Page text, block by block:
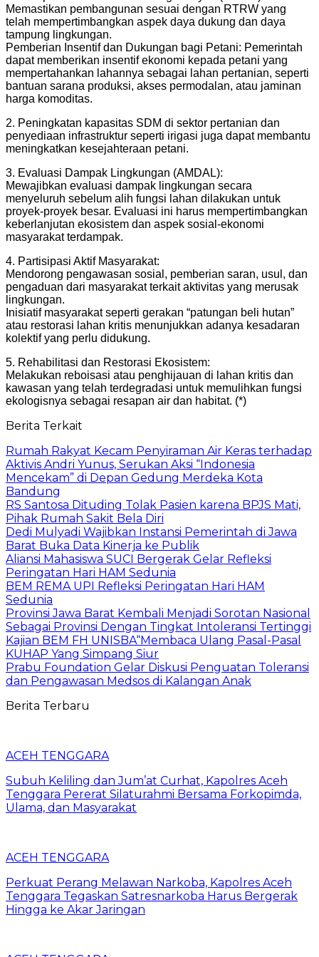
Memastikan pembangunan sesuai dengan RTRW yang
telah mempertimbangkan aspek daya dukung dan daya
tampung lingkungan.
Pemberian Insentif dan Dukungan bagi Petani: Pemerintah
dapat memberikan insentif ekonomi kepada petani yang
mempertahankan lahannya sebagai lahan pertanian, seperti
bantuan sarana produksi, akses permodalan, atau jaminan
harga komoditas.
2. Peningkatan kapasitas SDM di sektor pertanian dan
penyediaan infrastruktur seperti irigasi juga dapat membantu
meningkatkan kesejahteraan petani.
3. Evaluasi Dampak Lingkungan (AMDAL):
Mewajibkan evaluasi dampak lingkungan secara
menyeluruh sebelum alih fungsi lahan dilakukan untuk
proyek-proyek besar. Evaluasi ini harus mempertimbangkan
keberlanjutan ekosistem dan aspek sosial-ekonomi
masyarakat terdampak.
4. Partisipasi Aktif Masyarakat:
Mendorong pengawasan sosial, pemberian saran, usul, dan
pengaduan dari masyarakat terkait aktivitas yang merusak
lingkungan.
Inisiatif masyarakat seperti gerakan “patungan beli hutan”
atau restorasi lahan kritis menunjukkan adanya kesadaran
kolektif yang perlu didukung.
5. Rehabilitasi dan Restorasi Ekosistem:
Melakukan reboisasi atau penghijauan di lahan kritis dan
kawasan yang telah terdegradasi untuk memulihkan fungsi
ekologisnya sebagai resapan air dan habitat. (*)
Berita Terkait
Rumah Rakyat Kecam Penyiraman Air Keras terhadap
Aktivis Andri Yunus, Serukan Aksi “Indonesia
Mencekam” di Depan Gedung Merdeka Kota
Bandung
RS Santosa Dituding Tolak Pasien karena BPJS Mati,
Pihak Rumah Sakit Bela Diri
Dedi Mulyadi Wajibkan Instansi Pemerintah di Jawa
Barat Buka Data Kinerja ke Publik
Aliansi Mahasiswa SUCI Bergerak Gelar Refleksi
Peringatan Hari HAM Sedunia
BEM REMA UPI Refleksi Peringatan Hari HAM
Sedunia
Provinsi Jawa Barat Kembali Menjadi Sorotan Nasional
Sebagai Provinsi Dengan Tingkat Intoleransi Tertinggi
Kajian BEM FH UNISBA“Membaca Ulang Pasal-Pasal
KUHAP Yang Simpang Siur
Prabu Foundation Gelar Diskusi Penguatan Toleransi
dan Pengawasan Medsos di Kalangan Anak
Berita Terbaru
ACEH TENGGARA
Subuh Keliling dan Jum’at Curhat, Kapolres Aceh
Tenggara Pererat Silaturahmi Bersama Forkopimda,
Ulama, dan Masyarakat
ACEH TENGGARA
Perkuat Perang Melawan Narkoba, Kapolres Aceh
Tenggara Tegaskan Satresnarkoba Harus Bergerak
Hingga ke Akar Jaringan